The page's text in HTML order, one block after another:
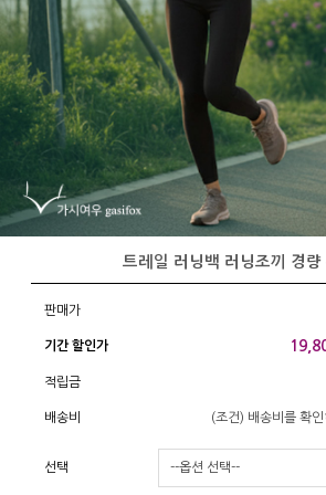
트레일 러닝백 러닝조끼 경량
판매가
기간 할인가
적립금
배송비 (조건) 배송비를 확
선택